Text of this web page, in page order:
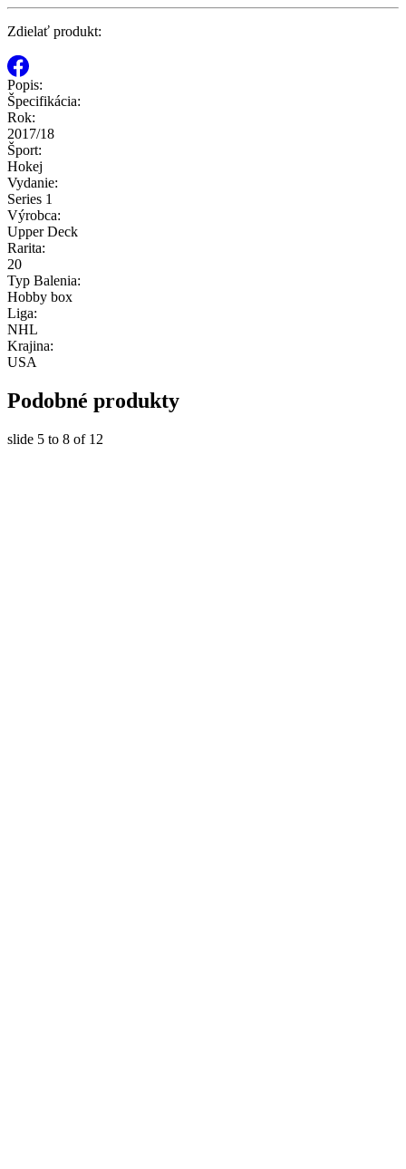
Zdielať produkt:
Popis:
Špecifikácia:
Rok:
2017/18
Šport:
Hokej
Vydanie:
Series 1
Výrobca:
Upper Deck
Rarita:
20
Typ Balenia:
Hobby box
Liga:
NHL
Krajina:
USA
Podobné produkty
slide 5 to 8 of 12